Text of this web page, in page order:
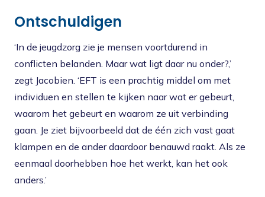
Ontschuldigen
‘In de jeugdzorg zie je mensen voortdurend in
conflicten belanden. Maar wat ligt daar nu onder?,’
zegt Jacobien. ‘EFT is een prachtig middel om met
individuen en stellen te kijken naar wat er gebeurt,
waarom het gebeurt en waarom ze uit verbinding
gaan. Je ziet bijvoorbeeld dat de één zich vast gaat
klampen en de ander daardoor benauwd raakt. Als ze
eenmaal doorhebben hoe het werkt, kan het ook
anders.’